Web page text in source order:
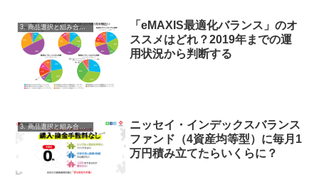
3. 商品選択と組み合わせ
「eMAXIS最適化バランス」のオ
ススメはどれ？2019年までの運
用状況から判断する
3. 商品選択と組み合わせ
ニッセイ・インデックスバランス
ファンド（4資産均等型）に毎月1
万円積み立てたらいくらに？